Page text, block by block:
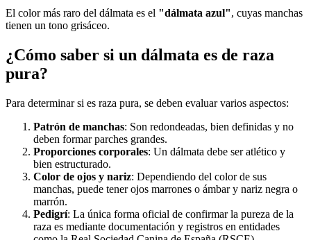
El color más raro del dálmata es el "dálmata azul", cuyas manchas
tienen un tono grisáceo.
¿Cómo saber si un dálmata es de raza
pura?
Para determinar si es raza pura, se deben evaluar varios aspectos:
Patrón de manchas: Son redondeadas, bien definidas y no
deben formar parches grandes.
Proporciones corporales: Un dálmata debe ser atlético y
bien estructurado.
Color de ojos y nariz: Dependiendo del color de sus
manchas, puede tener ojos marrones o ámbar y nariz negra o
marrón.
Pedigrí: La única forma oficial de confirmar la pureza de la
raza es mediante documentación y registros en entidades